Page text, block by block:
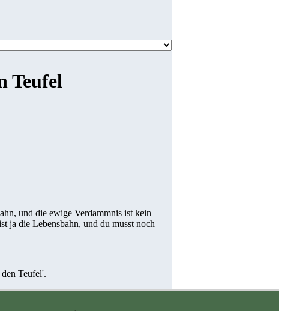
Teufel
und die ewige Verdammnis ist kein
ja die Lebensbahn, und du musst noch
Teufel'.